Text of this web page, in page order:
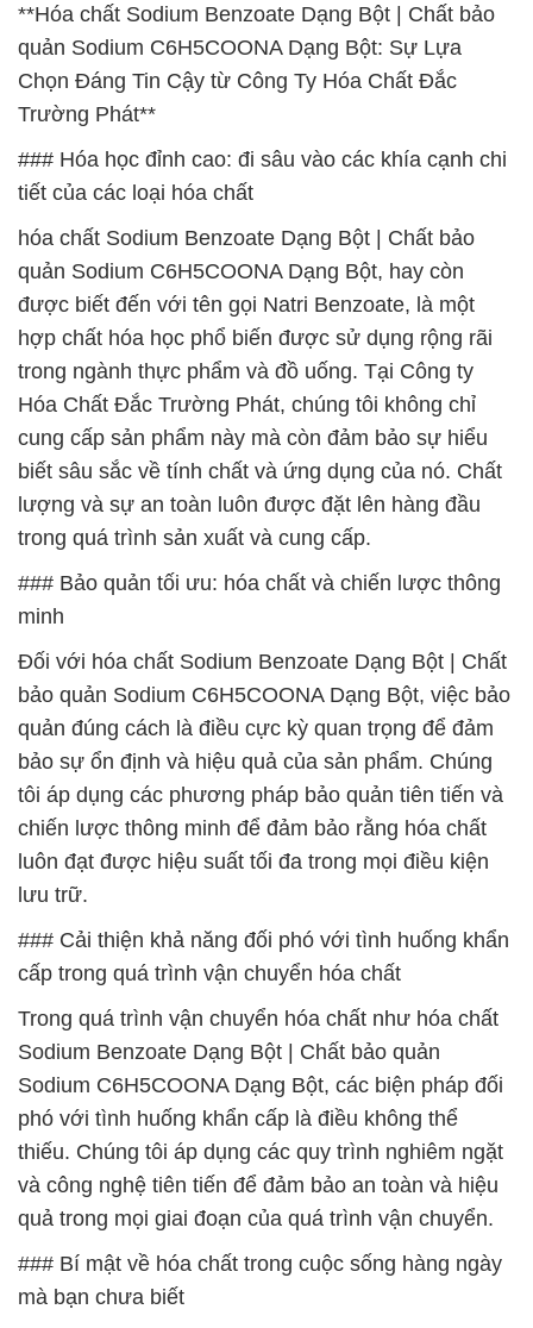
**Hóa chất Sodium Benzoate Dạng Bột | Chất bảo
quản Sodium C6H5COONA Dạng Bột: Sự Lựa
Chọn Đáng Tin Cậy từ Công Ty Hóa Chất Đắc
Trường Phát**
### Hóa học đỉnh cao: đi sâu vào các khía cạnh chi
tiết của các loại hóa chất
hóa chất Sodium Benzoate Dạng Bột | Chất bảo
quản Sodium C6H5COONA Dạng Bột, hay còn
được biết đến với tên gọi Natri Benzoate, là một
hợp chất hóa học phổ biến được sử dụng rộng rãi
trong ngành thực phẩm và đồ uống. Tại Công ty
Hóa Chất Đắc Trường Phát, chúng tôi không chỉ
cung cấp sản phẩm này mà còn đảm bảo sự hiểu
biết sâu sắc về tính chất và ứng dụng của nó. Chất
lượng và sự an toàn luôn được đặt lên hàng đầu
trong quá trình sản xuất và cung cấp.
### Bảo quản tối ưu: hóa chất và chiến lược thông
minh
Đối với hóa chất Sodium Benzoate Dạng Bột | Chất
bảo quản Sodium C6H5COONA Dạng Bột, việc bảo
quản đúng cách là điều cực kỳ quan trọng để đảm
bảo sự ổn định và hiệu quả của sản phẩm. Chúng
tôi áp dụng các phương pháp bảo quản tiên tiến và
chiến lược thông minh để đảm bảo rằng hóa chất
luôn đạt được hiệu suất tối đa trong mọi điều kiện
lưu trữ.
### Cải thiện khả năng đối phó với tình huống khẩn
cấp trong quá trình vận chuyển hóa chất
Trong quá trình vận chuyển hóa chất như hóa chất
Sodium Benzoate Dạng Bột | Chất bảo quản
Sodium C6H5COONA Dạng Bột, các biện pháp đối
phó với tình huống khẩn cấp là điều không thể
thiếu. Chúng tôi áp dụng các quy trình nghiêm ngặt
và công nghệ tiên tiến để đảm bảo an toàn và hiệu
quả trong mọi giai đoạn của quá trình vận chuyển.
### Bí mật về hóa chất trong cuộc sống hàng ngày
mà bạn chưa biết